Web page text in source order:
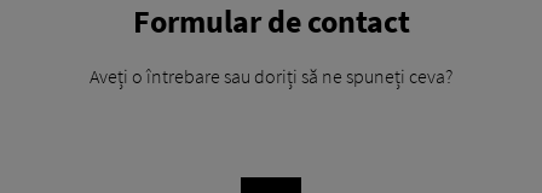
Formular de contact
Aveți o întrebare sau doriți să ne spuneți ceva?